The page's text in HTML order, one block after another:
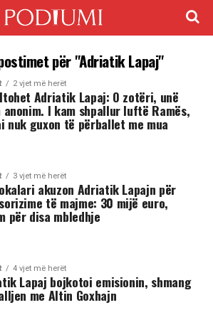
për "Adriatik Lapaj"
2 vjet më herët
Adriatik Lapaj: O zotëri, unë
anonim. I kam shpallur luftë Ramës,
nuk guxon të përballet me mua
3 vjet më herët
akuzon Adriatik Lapajn për
të majme: 30 mijë euro,
për disa mbledhje
4 vjet më herët
Lapaj bojkotoi emisionin, shmang
me Altin Goxhajn